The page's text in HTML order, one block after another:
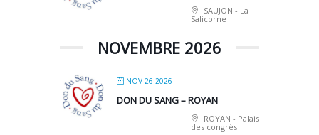
SAUJON - La
Salicorne
NOVEMBRE 2026
NOV 26 2026
DON DU SANG – ROYAN
ROYAN - Palais
des congrès